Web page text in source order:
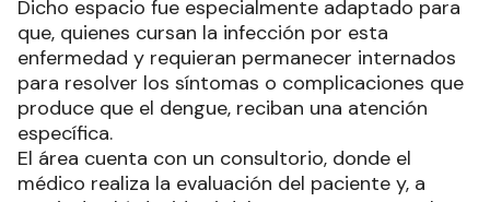
Dicho espacio fue especialmente adaptado para
que, quienes cursan la infección por esta
enfermedad y requieran permanecer internados
para resolver los síntomas o complicaciones que
produce que el dengue, reciban una atención
específica.
El área cuenta con un consultorio, donde el
médico realiza la evaluación del paciente y, a